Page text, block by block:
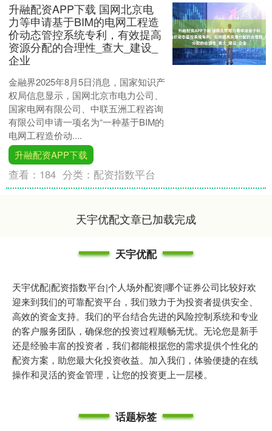
升融配资APP下载 国网北京电
力等申请基于BIM的电网工程造
价动态管控系统专利，有效提高
资源分配的合理性_查大_建设_
企业
金融界2025年8月5日消息，国家知识产
权局信息显示，国网北京市电力公司、
国家电网有限公司、中联五洲工程咨询
有限公司申请一项名为“一种基于BIM的
电网工程造价动....
升融配资APP下载
查看： 184 分类： 配资指数平台
天宇优配文章已加载完成
天宇优配
天宇优配|配资指数平台|个人场外配资|哪个证券公司比较好欢
迎来到我们的可靠配资平台，我们致力于为投资者提供安全、
高效的资金支持。我们的平台结合先进的风险控制系统和专业
的客户服务团队，确保您的投资过程顺畅无忧。无论您是新手
还是经验丰富的投资者，我们都能根据您的需求提供个性化的
配资方案，助您最大化投资收益。加入我们，体验便捷的在线
操作和灵活的资金管理，让您的投资更上一层楼。
话题标签